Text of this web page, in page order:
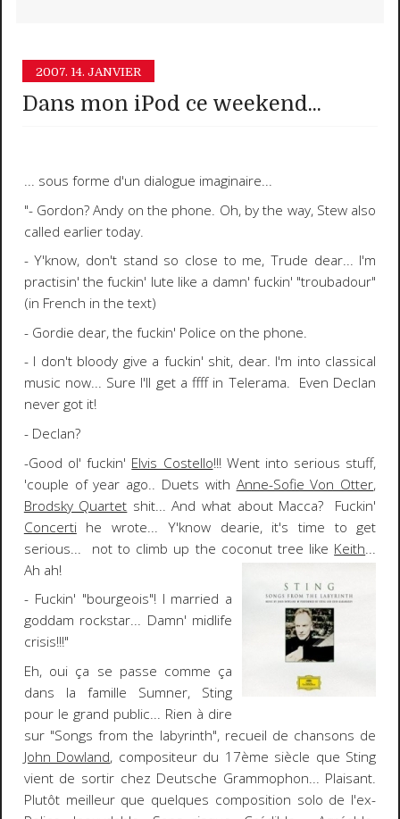
2007. 14. JANVIER
Dans mon iPod ce weekend...
... sous forme d'un dialogue imaginaire...
"- Gordon? Andy on the phone. Oh, by the way, Stew also
called earlier today.
- Y'know, don't stand so close to me, Trude dear... I'm
practisin' the fuckin' lute like a damn' fuckin' "troubadour"
(in French in the text)
- Gordie dear, the fuckin' Police on the phone.
- I don't bloody give a fuckin' shit, dear. I'm into classical
music now... Sure I'll get affffin Telerama. Even Declan
never got it!
- Declan?
-Good ol' fuckin' Elvis Costello!!! Went into serious stuff,
'couple of year ago.. Duets with Anne-Sofie Von Otter,
Brodsky Quartet shit... And what about Macca? Fuckin'
Concertihe wrote... Y'know dearie, it's time to get
serious... not to climb up the coconut tree like Keith...
Ah ah!
- Fuckin' "bourgeois"! I married a
goddam rockstar... Damn' midlife
crisis!!!"
Eh, oui ça se passe comme ça
dans la famille Sumner, Sting
pour le grand public... Rien à dire
sur "Songs from the labyrinth", recueil de chansons de
John Dowland, compositeur du 17ème siècle que Sting
vient de sortir chez Deutsche Grammophon... Plaisant.
Plutôt meilleur que quelques composition solo de l'ex-